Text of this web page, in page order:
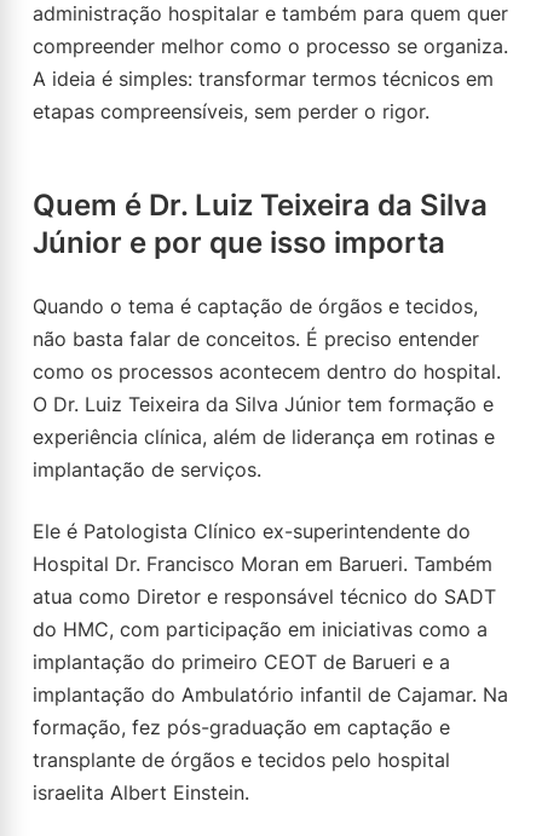
administração hospitalar e também para quem quer
compreender melhor como o processo se organiza.
A ideia é simples: transformar termos técnicos em
etapas compreensíveis, sem perder o rigor.
Quem é Dr. Luiz Teixeira da Silva
Júnior e por que isso importa
Quando o tema é captação de órgãos e tecidos,
não basta falar de conceitos. É preciso entender
como os processos acontecem dentro do hospital.
O Dr. Luiz Teixeira da Silva Júnior tem formação e
experiência clínica, além de liderança em rotinas e
implantação de serviços.
Ele é Patologista Clínico ex-superintendente do
Hospital Dr. Francisco Moran em Barueri. Também
atua como Diretor e responsável técnico do SADT
do HMC, com participação em iniciativas como a
implantação do primeiro CEOT de Barueri e a
implantação do Ambulatório infantil de Cajamar. Na
formação, fez pós-graduação em captação e
transplante de órgãos e tecidos pelo hospital
israelita Albert Einstein.